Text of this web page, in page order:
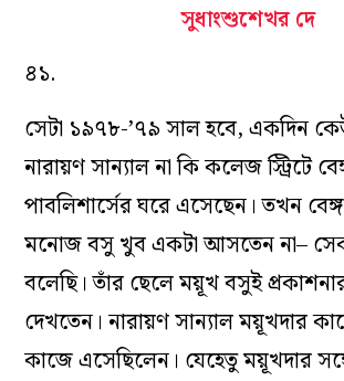
সুধাংশুশেখর দে
৪১.
সেটা ১৯৭৮-’৭৯ সাল হবে, একদিন
নারায়ণ সান্যাল না কি কলেজ স্ট্রিটে
পাবলিশার্সের ঘরে এসেছেন। তখন
মনোজ বসু খুব একটা আসতেন না–
বলেছি। তাঁর ছেলে ময়ূখ বসুই
দেখতেন। নারায়ণ সান্যাল ময়ূখদার
কাজে এসেছিলেন। যেহেতু ময়ূখদার